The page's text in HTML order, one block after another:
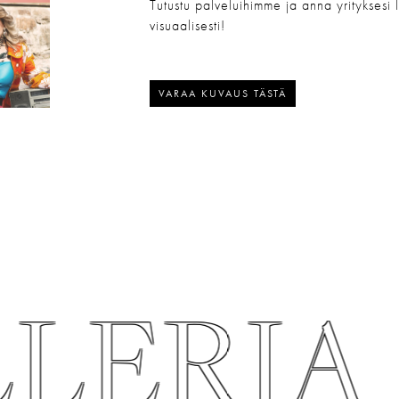
Tutustu palveluihimme ja anna yrityksesi
visuaalisesti!
VARAA KUVAUS TÄSTÄ